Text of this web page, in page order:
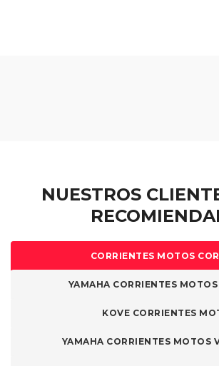
producto
NUESTROS
CORRIENTES MOTOS
YAMAHA CORRIENTES
KOVE CORRIENTES
YAMAHA CORRIENTES MOTOS